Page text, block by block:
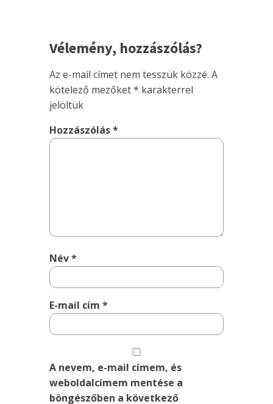
Vélemény, hozzászólás?
Az e-mail címet nem tesszük közzé. A
kötelező mezőket* karakterrel
jelöltük
Hozzászólás*
Név*
E-mail cím*
A nevem, e-mail címem, és
weboldalcímem mentése a
böngészőben a következő